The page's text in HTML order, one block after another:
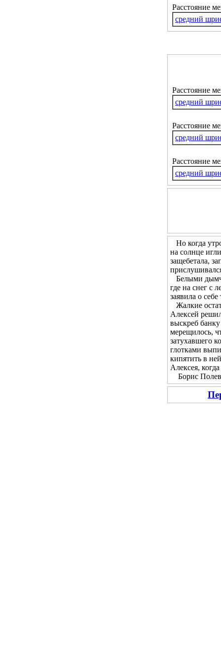
Расстояние
средний
Расстояние
средний
Расстояние
средний
Расстояние
средний
Но когда
на солнце
защебетала,
Белыми
где на снег с
заявила о
Жалкие
Алексей
выскреб
мерещилось,
затухавшего
глотками
кипятить в
Алексея,
Борис